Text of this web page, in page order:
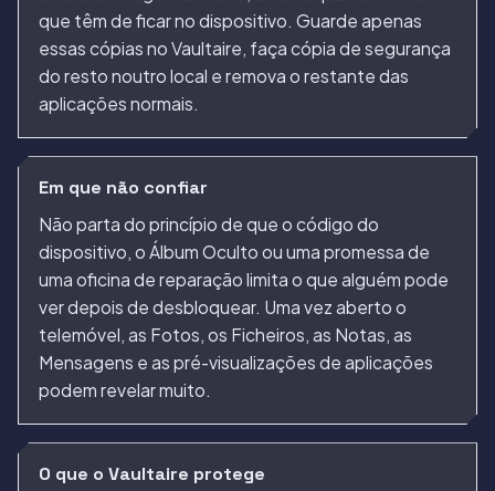
que têm de ficar no dispositivo. Guarde apenas
essas cópias no Vaultaire, faça cópia de segurança
do resto noutro local e remova o restante das
aplicações normais.
Em que não confiar
Não parta do princípio de que o código do
dispositivo, o Álbum Oculto ou uma promessa de
uma oficina de reparação limita o que alguém pode
ver depois de desbloquear. Uma vez aberto o
telemóvel, as Fotos, os Ficheiros, as Notas, as
Mensagens e as pré-visualizações de aplicações
podem revelar muito.
O que o Vaultaire protege